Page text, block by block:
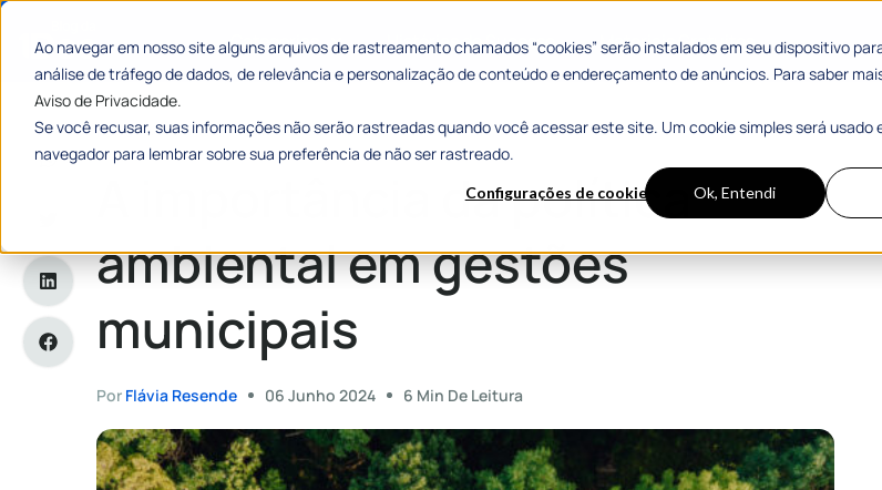
Ao navegar em nosso site alguns arquivos de rastreamento chamados “cookies” serão instalados em seu dispositivo
análise de tráfego de dados, de relevância e personalização de conteúdo e endereçamento de anúncios. Para saber
Aviso de Privacidade.
Se você recusar, suas informações não serão rastreadas quando você acessar este site. Um cookie simples será usado
navegador para lembrar sobre sua preferência de não ser rastreado.
Configurações de cookies Ok, Entendi
Categorias Histórias de Sucesso Materiais Gratuitos
Home»A importância da política ambiental em gestões municipais
A importância da política
ambiental em gestões
municipais
Por Flávia Resende 06 Junho 2024 6 Min De Leitura